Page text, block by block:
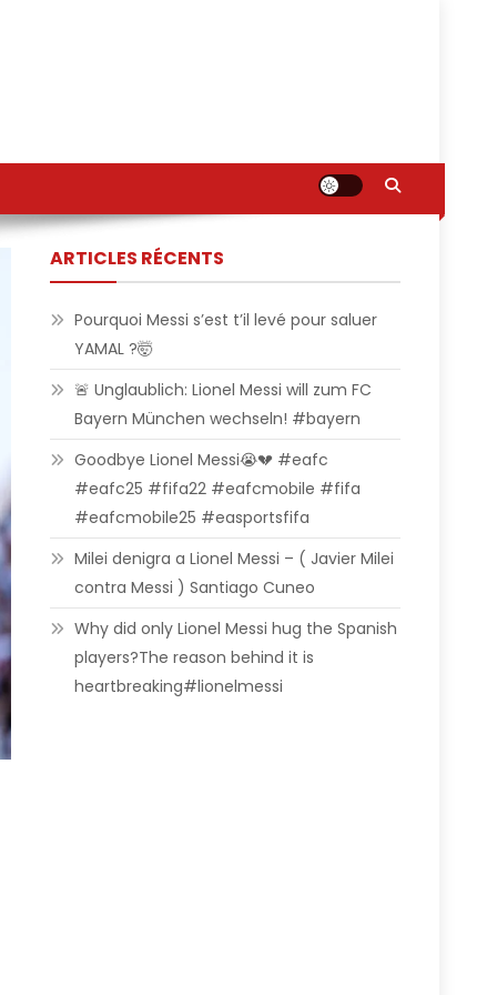
ARTICLES RÉCENTS
Pourquoi Messi s’est t’il levé pour saluer
YAMAL ?🤯
🚨 Unglaublich: Lionel Messi will zum FC
Bayern München wechseln! #bayern
Goodbye Lionel Messi😭💔 #eafc
#eafc25 #fifa22 #eafcmobile #fifa
#eafcmobile25 #easportsfifa
Milei denigra a Lionel Messi – ( Javier Milei
contra Messi ) Santiago Cuneo
Why did only Lionel Messi hug the Spanish
players?The reason behind it is
heartbreaking#lionelmessi